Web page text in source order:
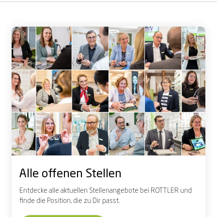
Alle offenen Stellen
Entdecke alle aktuellen Stellenangebote bei ROTTLER und
finde die Position, die zu Dir passt.